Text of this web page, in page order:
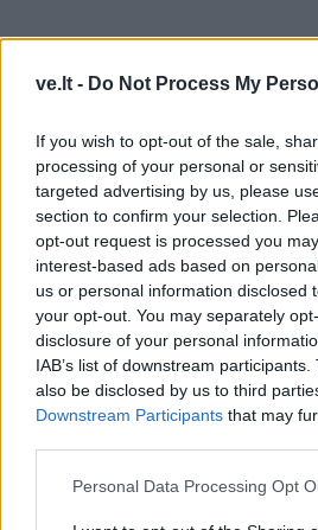
ve.lt - Do Not Process My
If you wish to opt-out of the sale,
processing of your personal or
targeted advertising by us, please
section to confirm your selection.
opt-out request is processed you
interest-based ads based on
us or personal information disclosed
your opt-out. You may separately
disclosure of your personal
IAB’s list of downstream
also be disclosed by us to third
Downstream Participants that may
Personal Data Processing Opt
tiek apvažiavome Daniją.
apsiverkiau, nes tai buvo mano
Stoviu prie jos, ašaros bėga -
pamačiau senatvėje. Vėliau
grįžome namo per Lenkiją.
Tai kiek šalių abu su ponu
metus aplankėte?
Apkeliavome net 32 šalis!